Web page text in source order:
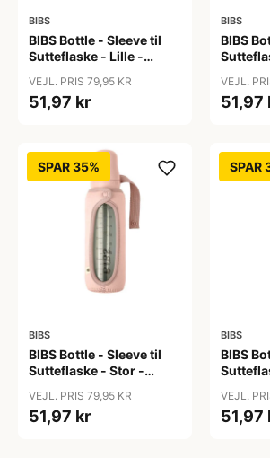
BIBS
BIBS Bottle - Sleeve til
Sutteflaske - Lille -
VEJL. PRIS 79,95 KR
51,97 kr
BIBS
BIBS
Lawn/
VEJL.
51,97
SPAR 35%
BIBS
BIBS Bottle - Sleeve til
Sutteflaske - Stor -
VEJL. PRIS 79,95 KR
51,97 kr
SPAR
BIBS
BIBS
VEJL.
51,97